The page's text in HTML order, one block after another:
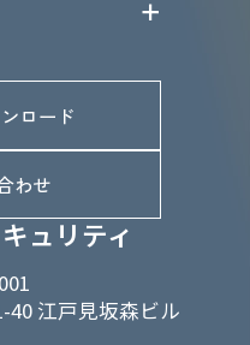
ュリティ
40 江戸見坂森ビル
ティ
ロード
わせ